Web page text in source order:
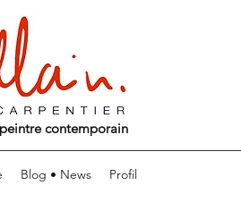
contemporain
Blog • News Profil